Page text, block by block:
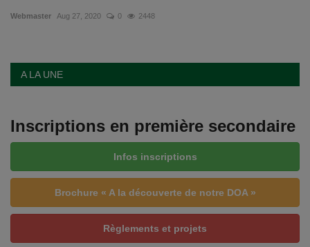
Notre offre d'enseignement (2026)
Association des Parents
Offre d'enseignement & inscriptions
Ancien-ne-s du CES Saint-Vincent
Activation email
Webmaster Aug 27, 2020 0 2448
A LA UNE
Inscriptions en première secondaire
Infos inscriptions
Brochure « A la découverte de notre DOA »
Règlements et projets